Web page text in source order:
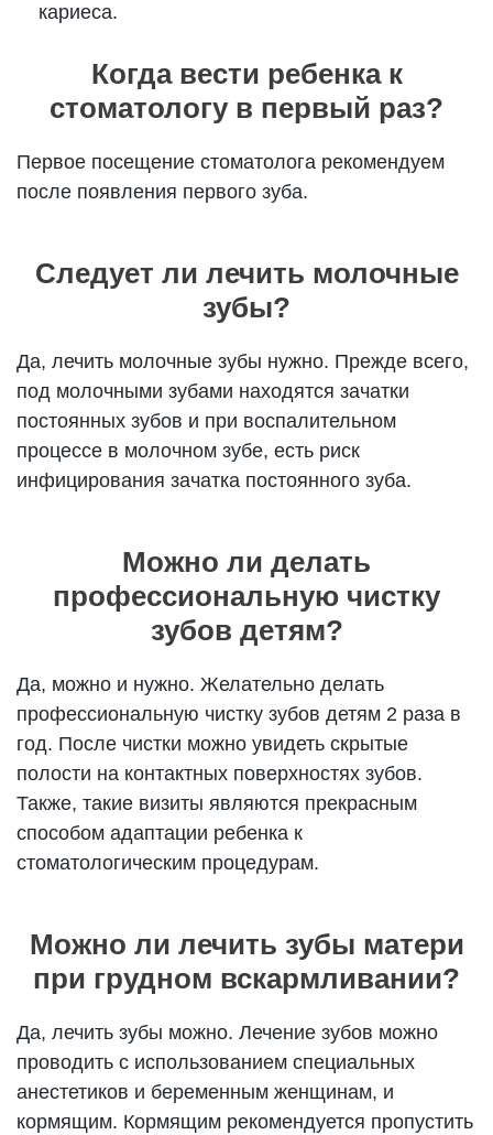
кариеса.
Когда вести ребенка к
стоматологу в первый раз?
Первое посещение стоматолога рекомендуем
после появления первого зуба.
Следует ли лечить молочные
зубы?
Да, лечить молочные зубы нужно. Прежде всего,
под молочными зубами находятся зачатки
постоянных зубов и при воспалительном
процессе в молочном зубе, есть риск
инфицирования зачатка постоянного зуба.
Можно ли делать
профессиональную чистку
зубов детям?
Да, можно и нужно. Желательно делать
профессиональную чистку зубов детям 2 раза в
год. После чистки можно увидеть скрытые
полости на контактных поверхностях зубов.
Также, такие визиты являются прекрасным
способом адаптации ребенка к
стоматологическим процедурам.
Можно ли лечить зубы матери
при грудном вскармливании?
Да, лечить зубы можно. Лечение зубов можно
проводить с использованием специальных
анестетиков и беременным женщинам, и
кормящим. Кормящим рекомендуется пропустить